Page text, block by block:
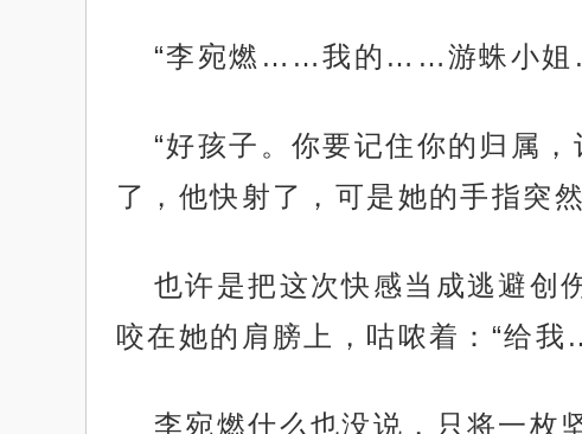
“李宛燃……我的……游蛛小
“好孩子。你要记住你的归属
了，他快射了，可是她的手指突
也许是把这次快感当成逃避创
咬在她的肩膀上，咕哝着：“给
李宛燃什么也没说，只将一枚